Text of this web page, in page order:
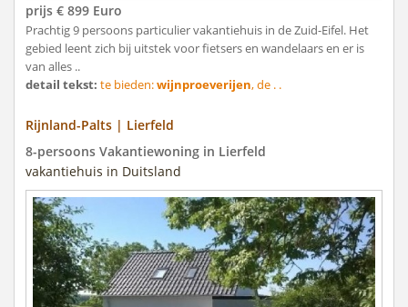
prijs € 899 Euro
Prachtig 9 persoons particulier vakantiehuis in de Zuid-Eifel. Het
gebied leent zich bij uitstek voor fietsers en wandelaars en er is
van alles ..
detail tekst: te bieden:wijnproeverijen, de . .
Rijnland-Palts | Lierfeld
8-persoons Vakantiewoning in Lierfeld
vakantiehuis in Duitsland